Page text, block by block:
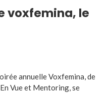
voxfemina, le
annuelle Voxfemina, de
Vue et Mentoring, se